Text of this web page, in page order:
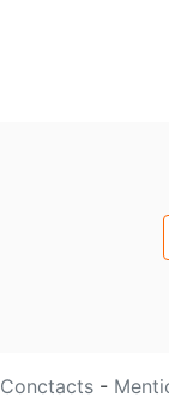
Conctacts -